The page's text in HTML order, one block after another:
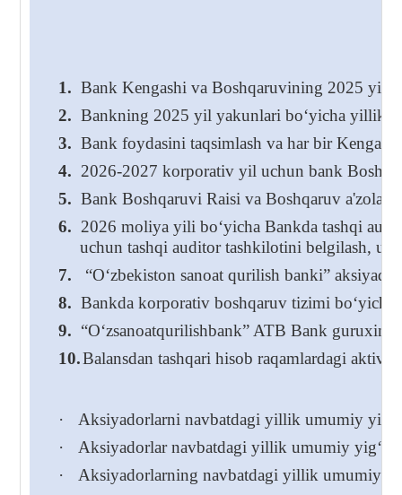
1. Bank Kengashi va Boshqaruvining 2025 yil
2. Bankning 2025 yil yakunlari bo‘yicha yillik
3. Bank foydasini taqsimlash va har bir
4. 2026-2027 korporativ yil uchun bank
5. Bank Boshqaruvi Raisi va Boshqaruv
6. 2026 moliya yili bo‘yicha Bankda tashqi
uchun tashqi auditor tashkilotini belgilash,
7.
“O‘zbekiston sanoat qurilish banki”
8. Bankda korporativ boshqaruv tizimi
9. “O‘zsanoatqurilishbank” ATB Bank
10.Balansdan tashqari hisob raqamlardagi
·
Aksiyadorlarni navbatdagi yillik umumiy
·
Aksiyadorlar navbatdagi yillik umumiy
·
Aksiyadorlarning navbatdagi yillik umumiy